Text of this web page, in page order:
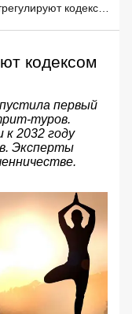
кодексом
первый
туров.
2032 году
Эксперты